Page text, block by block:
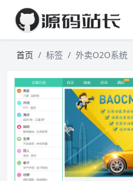
首页 标签 外卖O2O系统